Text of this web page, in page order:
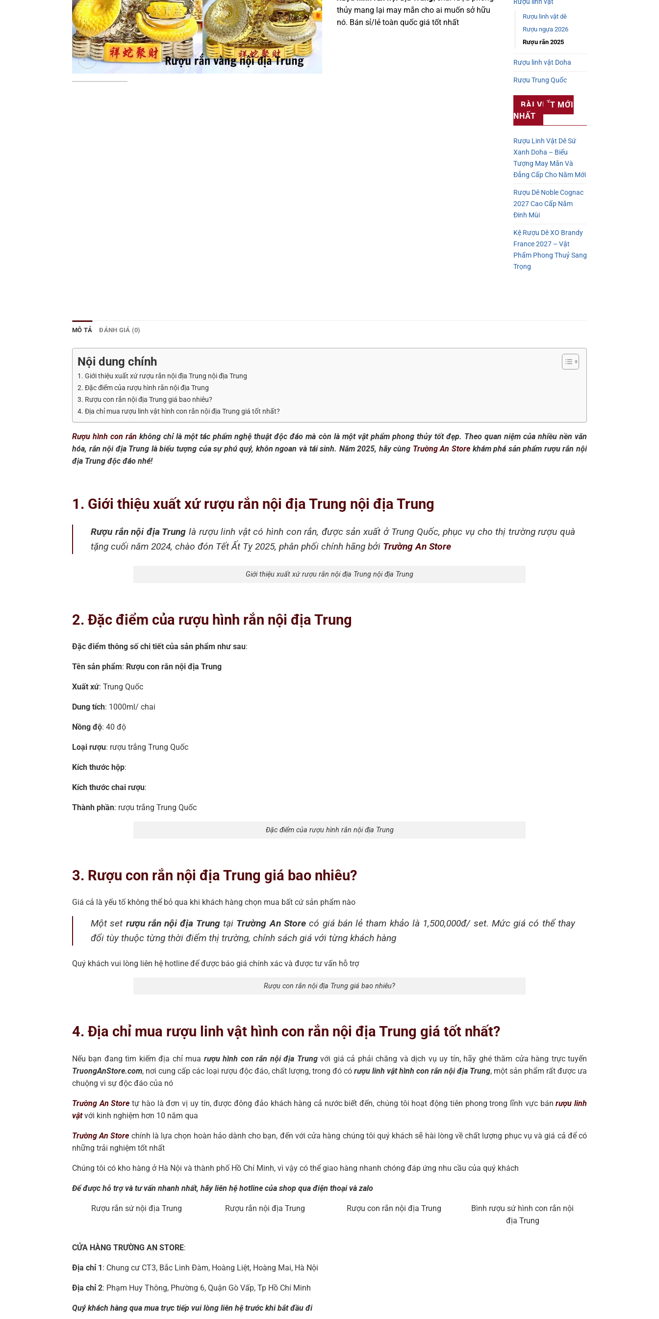
thủy mang lại may mắn cho ai muốn sở hữu
nó. Bán sỉ/lẻ toàn quốc giá tốt nhất
Rượu linh vật
Rượu linh vật dê
Rượu ngựa 2026
Rượu rắn 2025
Rượu linh vật Doha
Rượu Trung Quốc
BÀI VIẾT MỚI
NHẤT
Rượu Linh Vật Dê Sứ
Xanh Doha – Biểu
Tượng May Mắn Và
Đẳng Cấp Cho Năm Mới
Rượu Dê Noble Cognac
2027 Cao Cấp Năm
Đinh Mùi
Kệ Rượu Dê XO Brandy
France 2027 – Vật
Phẩm Phong Thuỷ Sang
Trọng
MÔ TẢ ĐÁNH GIÁ (0)
Nội dung chính
1. Giới thiệu xuất xứ rượu rắn nội địa Trung nội địa Trung
2. Đặc điểm của rượu hình rắn nội địa Trung
3. Rượu con rắn nội địa Trung giá bao nhiêu?
4. Địa chỉ mua rượu linh vật hình con rắn nội địa Trung giá tốt nhất?
Rượu hình con rắn không chỉ là một tác phẩm nghệ thuật độc đáo mà còn là một vật phẩm phong thủy tốt đẹp. Theo quan niệm của nhiều nền văn
hóa, rắn nội địa Trung là biểu tượng của sự phú quý, khôn ngoan và tái sinh. Năm 2025, hãy cùng Trường An Store khám phá sản phẩm rượu rắn nội
địa Trung độc đáo nhé!
1. Giới thiệu xuất xứ rượu rắn nội địa Trung nội địa Trung
Rượu rắn nội địa Trung là rượu linh vật có hình con rắn, được sản xuất ở Trung Quốc, phục vụ cho thị trường rượu quà
tặng cuối năm 2024, chào đón Tết Ất Tỵ 2025, phân phối chính hãng bởi Trường An Store
Giới thiệu xuất xứ rượu rắn nội địa Trung nội địa Trung
2. Đặc điểm của rượu hình rắn nội địa Trung
Đặc điểm thông số chi tiết của sản phẩm như sau:
Tên sản phẩm: Rượu con rắn nội địa Trung
Xuất xứ: Trung Quốc
Dung tích: 1000ml/ chai
Nồng độ: 40 độ
Loại rượu: rượu trắng Trung Quốc
Kích thước hộp:
Kích thước chai rượu:
Thành phần: rượu trắng Trung Quốc
Đặc điểm của rượu hình rắn nội địa Trung
3. Rượu con rắn nội địa Trung giá bao nhiêu?
Giá cả là yếu tố không thể bỏ qua khi khách hàng chọn mua bất cứ sản phẩm nào
Một set rượu rắn nội địa Trungtại Trường An Storecó giá bán lẻ tham khảo là 1,500,000đ/ set. Mức giá có thể thay
đổi tùy thuộc từng thời điểm thị trường, chính sách giá với từng khách hàng
Quý khách vui lòng liên hệ hotline để được báo giá chính xác và được tư vấn hỗ trợ
Rượu con rắn nội địa Trung giá bao nhiêu?
4. Địa chỉ mua rượu linh vật hình con rắn nội địa Trung giá tốt nhất?
Nếu bạn đang tìm kiếm địa chỉ mua rượu hình con rắn nội địa Trungvới giá cả phải chăng và dịch vụ uy tín, hãy ghé thăm cửa hàng trực tuyến
TruongAnStore.com, nơi cung cấp các loại rượu độc đáo, chất lượng, trong đó có rượu linh vật hình con rắn nội địa Trung, một sản phẩm rất được ưa
chuộng vì sự độc đáo của nó
Trường An Store tự hào là đơn vị uy tín, được đông đảo khách hàng cả nước biết đến, chúng tôi hoạt động tiên phong trong lĩnh vực bánrượu linh
vậtvới kinh nghiệm hơn 10 năm qua
Trường An Store chính là lựa chọn hoàn hảo dành cho bạn, đến với cửa hàng chúng tôi quý khách sẽ hài lòng về chất lượng phục vụ và giá cả để có
những trải nghiệm tốt nhất
Chúng tôi có kho hàng ở Hà Nội và thành phố Hồ Chí Minh, vì vậy có thể giao hàng nhanh chóng đáp ứng nhu cầu của quý khách
Để được hỗ trợ và tư vấn nhanh nhất, hãy liên hệ hotline của shop qua điện thoại và zalo
Rượu rắn sứ nội địa Trung Rượu rắn nội địa Trung Rượu con rắn nội địa Trung
Bình rượu sứ hình con rắn nội
địa Trung
CỬA HÀNG TRƯỜNG AN STORE:
Địa chỉ 1: Chung cư CT3, Bắc Linh Đàm, Hoàng Liệt, Hoàng Mai, Hà Nội
Địa chỉ 2: Phạm Huy Thông, Phường 6, Quận Gò Vấp, Tp Hồ Chí Minh
Quý khách hàng qua mua trực tiếp vui lòng liên hệ trước khi bắt đầu đi